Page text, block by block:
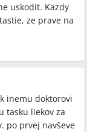
uskodit. Kazdy
ze prave na
inemu doktorovi
tasku liekov za
po prvej navševe